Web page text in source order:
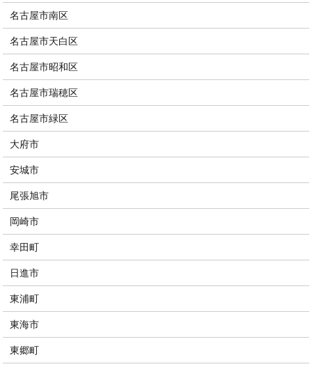
名古屋市南区
名古屋市天白区
名古屋市昭和区
名古屋市瑞穂区
名古屋市緑区
大府市
安城市
尾張旭市
岡崎市
幸田町
日進市
東浦町
東海市
東郷町